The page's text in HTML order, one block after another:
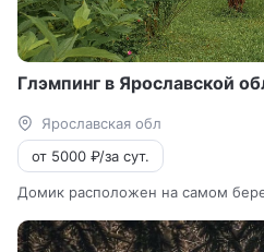
Глэмпинг в Ярославской
Ярославская обл
от 5000 ₽/за сут.
Домик расположен на самом